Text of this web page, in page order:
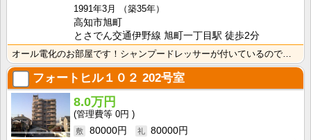
1991年3月
（築35年）
高知市旭町
とさでん交通伊野線 旭町一丁目駅 徒歩2分
フォートヒル１０２ 202号室
8.0万円
0円
80000円
80000円